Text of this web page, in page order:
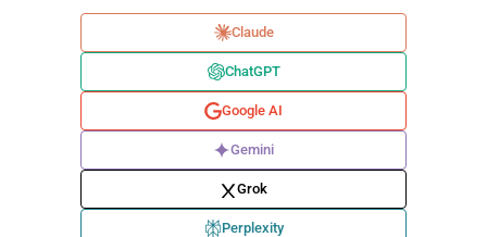
Claude
ChatGPT
Google AI
Gemini
Grok
Perplexity